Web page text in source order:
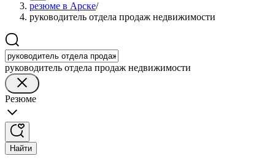
резюме в Арске/
руководитель отдела продаж недвижимости
руководитель отдела продаж недвижимости
Резюме
Найти